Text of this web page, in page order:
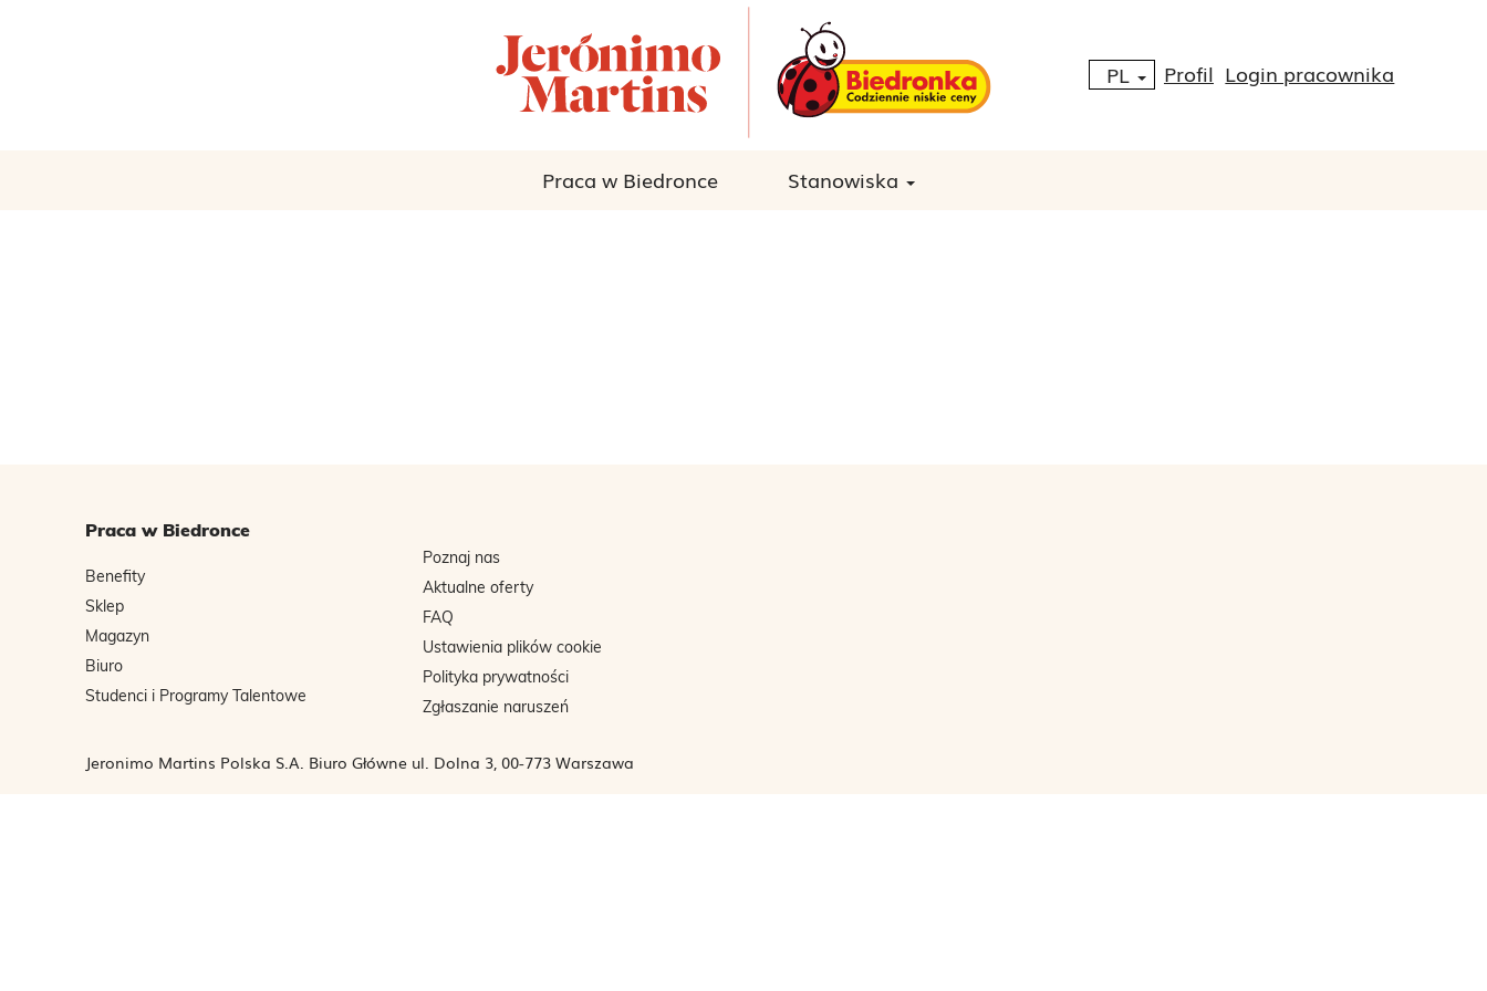
PL Profil Login pracownika
Praca w Biedronce Stanowiska
Praca w Biedronce
Benefity
Sklep
Magazyn
Biuro
Studenci i Programy Talentowe
Poznaj nas
Aktualne oferty
FAQ
Ustawienia plików cookie
Polityka prywatności
Zgłaszanie naruszeń
Jeronimo Martins Polska S.A. Biuro Główne ul. Dolna 3, 00-773 Warszawa